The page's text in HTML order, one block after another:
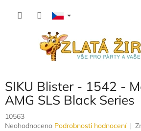
SIKU Blister - 1542 -
AMG SLS Black Series
10563
Průměrné
Neohodnoceno Podrobnosti hodnocení